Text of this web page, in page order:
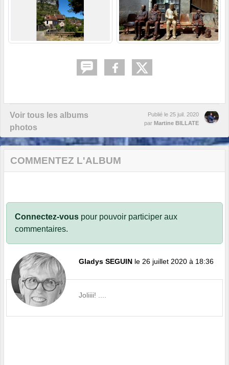
Voir tous les albums
photos
Publié le 25 juil. 2020
par Martine BILLATE
COMMENTEZ L'ALBUM
Connectez-vous pour pouvoir participer aux
commentaires.
Gladys SEGUIN le 26 juillet 2020 à 18:36
Joliiii! ....